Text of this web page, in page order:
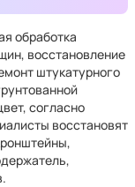
обработка
восстановление
штукатурного
согласно
восстановят